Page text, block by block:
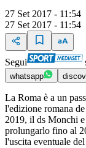
27 Set 2017 - 11:54
27 Set 2017 - 11:54
Segui
whatsapp
La Roma è a un
l'edizione romana
2019, il ds Monchi
prolungarlo fino al
l'uscita eventuale